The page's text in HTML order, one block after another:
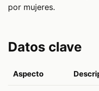
por mujeres.
Datos clave
Aspecto